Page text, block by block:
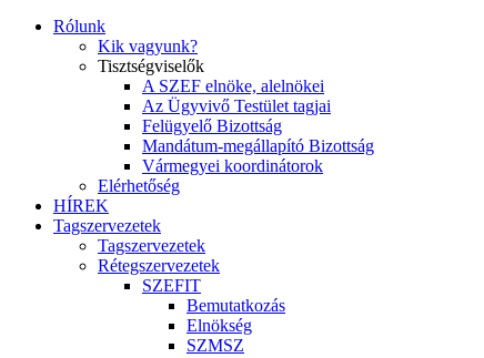
Rólunk
Kik vagyunk?
Tisztségviselők
A SZEF elnöke, alelnökei
Az Ügyvivő Testület tagjai
Felügyelő Bizottság
Mandátum-megállapító Bizottság
Vármegyei koordinátorok
Elérhetőség
HÍREK
Tagszervezetek
Tagszervezetek
Rétegszervezetek
SZEFIT
Bemutatkozás
Elnökség
SZMSZ